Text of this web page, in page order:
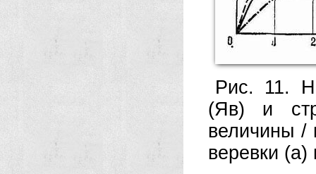
Рис. 11.
(Яв) и
величины /
веревки